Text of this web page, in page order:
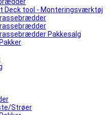
Deck tool - Monteringsværktøj
Pakkesalg
Strøer